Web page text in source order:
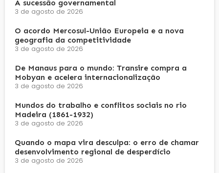
A sucessão governamental
3 de agosto de 2026
O acordo Mercosul-União Europeia e a nova
geografia da competitividade
3 de agosto de 2026
De Manaus para o mundo: Transire compra a
Mobyan e acelera internacionalização
3 de agosto de 2026
Mundos do trabalho e conflitos sociais no rio
Madeira (1861-1932)
3 de agosto de 2026
Quando o mapa vira desculpa: o erro de chamar
desenvolvimento regional de desperdício
3 de agosto de 2026